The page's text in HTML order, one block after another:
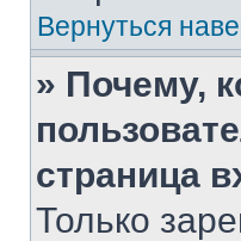
Вернуться
» Почему,
страница
Только